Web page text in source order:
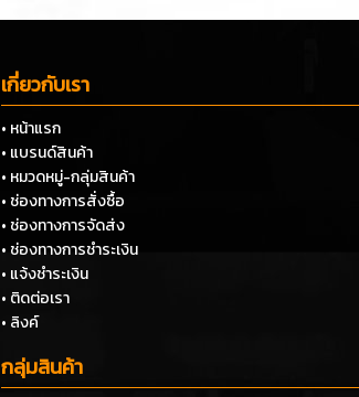
เกี่ยวกับเรา
• หน้าแรก
• แบรนด์สินค้า
• หมวดหมู่-กลุ่มสินค้า
• ช่องทางการสั่งซื้อ
• ช่องทางการจัดส่ง
• ช่องทางการชำระเงิน
• แจ้งชำระเงิน
• ติดต่อเรา
• ลิงค์
กลุ่มสินค้า